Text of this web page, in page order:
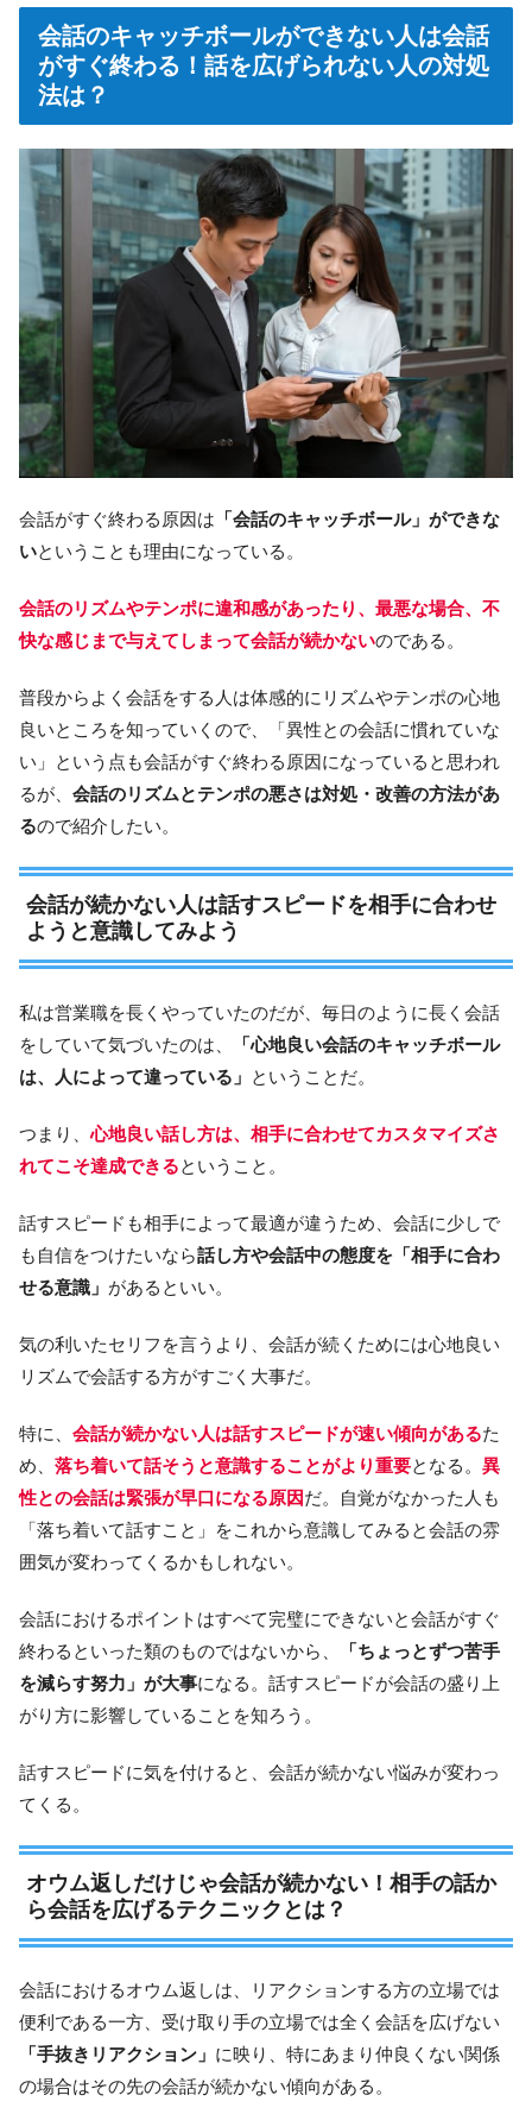
会話のキャッチボールができない人は会話
がすぐ終わる！話を広げられない人の対処
法は？
会話がすぐ終わる原因は 「会話のキャッチボール」ができな
いということも理由になっている。
会話のリズムやテンポに違和感があったり、最悪な場合、不
快な感じまで与えてしまって会話が続かないのである。
普段からよく会話をする人は体感的にリズムやテンポの心地
良いところを知っていくので、「異性との会話に慣れていな
い」という点も会話がすぐ終わる原因になっていると思われ
るが、 会話のリズムとテンポの悪さは対処・改善の方法があ
るので紹介したい。
会話が続かない人は話すスピードを相手に合わせ
ようと意識してみよう
私は営業職を長くやっていたのだが、毎日のように長く会話
をしていて気づいたのは、
「心地良い会話のキャッチボール
は、人によって違っている」 ということだ。
つまり、心地良い話し方は、相手に合わせてカスタマイズさ
れてこそ達成できるということ。
話すスピードも相手によって最適が違うため、会話に少しで
も自信をつけたいなら話し方や会話中の態度を「相手に合わ
せる意識」 があるといい。
気の利いたセリフを言うより、会話が続くためには心地良い
リズムで会話する方がすごく大事だ。
特に、 会話が続かない人は話すスピードが速い傾向があるた
め、 落ち着いて話そうと意識することがより重要となる。 異
性との会話は緊張が早口になる原因だ。自覚がなかった人も
「落ち着いて話すこと」をこれから意識してみると会話の雰
囲気が変わってくるかもしれない。
会話におけるポイントはすべて完璧にできないと会話がすぐ
終わるといった類のものではないから、
「ちょっとずつ苦手
を減らす努力」が大事になる。話すスピードが会話の盛り上
がり方に影響していることを知ろう。
話すスピードに気を付けると、会話が続かない悩みが変わっ
てくる。
オウム返しだけじゃ会話が続かない！相手の話か
ら会話を広げるテクニックとは？
会話におけるオウム返しは、リアクションする方の立場では
便利である一方、受け取り手の立場では全く会話を広げない
「手抜きリアクション」 に映り、特にあまり仲良くない関係
の場合はその先の会話が続かない傾向がある。